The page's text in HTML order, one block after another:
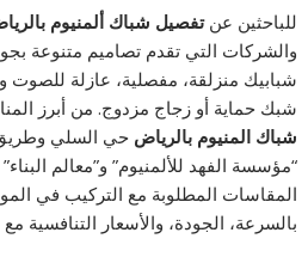
للباحثين عنتفصيل شباك ألمنيوم
والشركات التي تقدم تصاميم متنوعة
شبابيك منزلقة، مفصلية، عازلة للصوت
شبك حماية أو زجاج مزدوج. من أبرز
شباك المنيوم بالرياض حي السلي
“مؤسسة الفهد للألمنيوم” و”معالم
المقاسات المطلوبة مع التركيب في
بالسرعة، الجودة، والأسعار التنافسية